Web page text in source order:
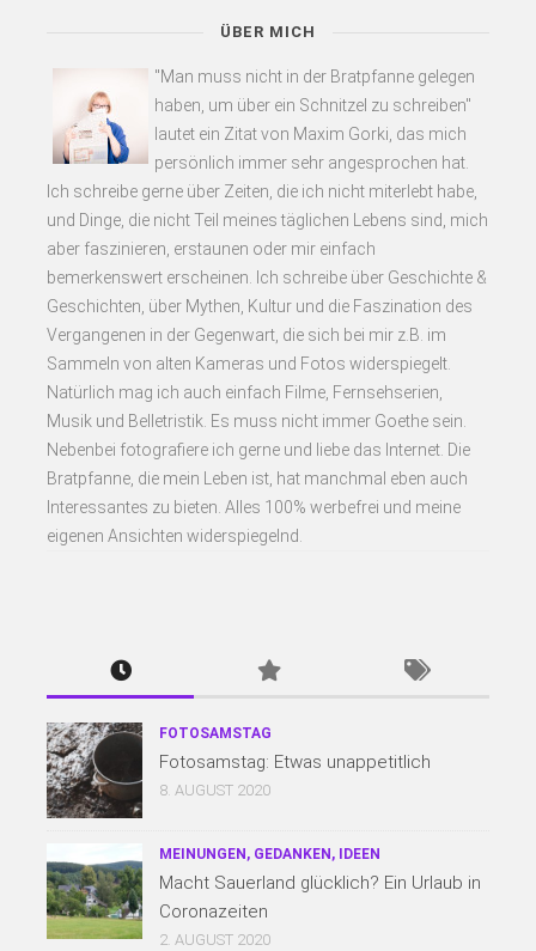
ÜBER MICH
"Man muss nicht in der Bratpfanne gelegen
haben, um über ein Schnitzel zu schreiben"
lautet ein Zitat von Maxim Gorki, das mich
persönlich immer sehr angesprochen hat.
Ich schreibe gerne über Zeiten, die ich nicht miterlebt habe,
und Dinge, die nicht Teil meines täglichen Lebens sind, mich
aber faszinieren, erstaunen oder mir einfach
bemerkenswert erscheinen. Ich schreibe über Geschichte &
Geschichten, über Mythen, Kultur und die Faszination des
Vergangenen in der Gegenwart, die sich bei mir z.B. im
Sammeln von alten Kameras und Fotos widerspiegelt.
Natürlich mag ich auch einfach Filme, Fernsehserien,
Musik und Belletristik. Es muss nicht immer Goethe sein.
Nebenbei fotografiere ich gerne und liebe das Internet. Die
Bratpfanne, die mein Leben ist, hat manchmal eben auch
Interessantes zu bieten. Alles 100% werbefrei und meine
eigenen Ansichten widerspiegelnd.
FOTOSAMSTAG
Fotosamstag: Etwas unappetitlich
8. AUGUST 2020
MEINUNGEN, GEDANKEN, IDEEN
Macht Sauerland glücklich? Ein Urlaub in
Coronazeiten
2. AUGUST 2020